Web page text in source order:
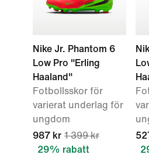
Nike Jr. Phantom 6
Low Pro "Erling
Haaland"
Fotbollsskor för
varierat underlag för
ungdom
987 kr 1 399 kr
29% rabatt